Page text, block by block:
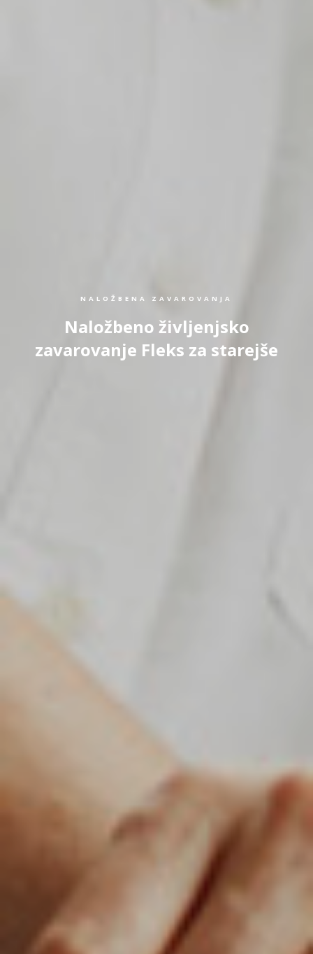
NALOŽBENA ZAVAROVANJA
Naložbeno življenjsko
zavarovanje Fleks za starejše